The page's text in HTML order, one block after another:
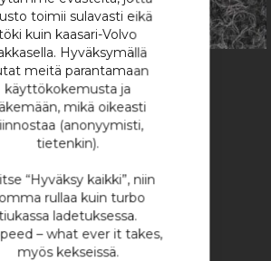
toimii sulavasti eikä
kuin kaasari-Volvo
Hyväksymällä
meitä parantamaan
käyttökokemusta ja
mikä oikeasti
(anonyymisti,
tietenkin).
“Hyväksy kaikki”, niin
rullaa kuin turbo
ladetuksessa.
– what ever it takes,
myös kekseissä.
Ikoni -
arvostelija